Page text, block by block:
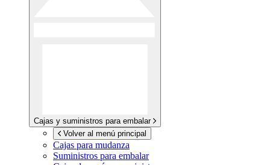
Cajas y suministros para embalar
Volver al menú principal
Cajas para mudanza
Suministros para embalar